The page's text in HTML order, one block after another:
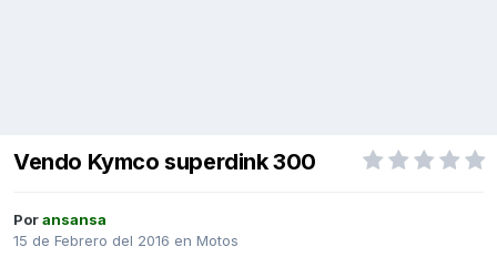
Vendo Kymco superdink 300
Poransansa
15 de Febrero del 2016 en Motos